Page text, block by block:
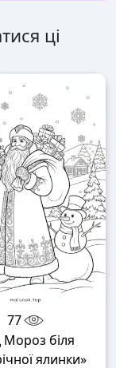
ці
77
Мороз біля
ялинки»